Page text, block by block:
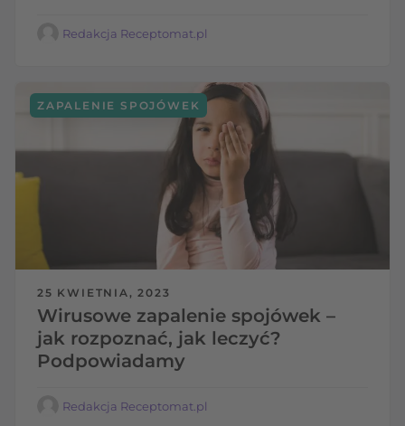
Redakcja Receptomat.pl
25 KWIETNIA, 2023
Wirusowe zapalenie spojówek –
jak rozpoznać, jak leczyć?
Podpowiadamy
ZAPALENIE SPOJÓWEK
Redakcja Receptomat.pl